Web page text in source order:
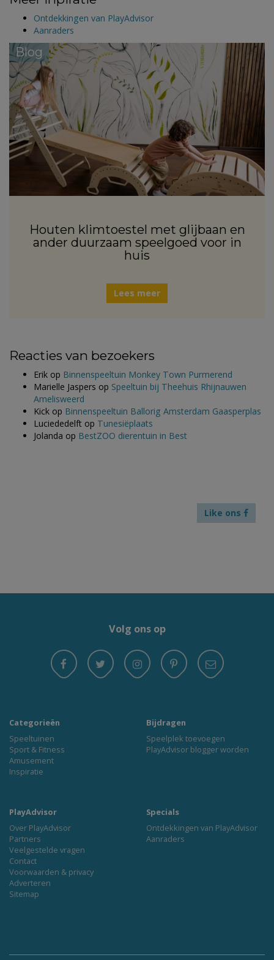
Ontdekkingen van PlayAdvisor
Aanraders
Blog
Houten klimtoestel met glijbaan en
ander duurzaam speelgoed voor in
huis
Lees meer
Reacties van bezoekers
Erik op Binnenspeeltuin Monkey Town Purmerend
Marielle Jaspers op Speeltuin bij Theehuis Rhijnauwen
Amelisweerd
Kick op Binnenspeeltuin Ballorig Amsterdam Gaasperplas
Luciededelft op Tunesiëplaats
Jolanda op BestZOO dierentuin in Best
Like ons
Volg ons op
Categorieën
Speeltuinen
Sport & Fitness
Amusement
Inspiratie
Bijdragen
Speelplek toevoegen
PlayAdvisor blogger worden
PlayAdvisor
Over PlayAdvisor
Partners
Veelgestelde vragen
Contact
Voorwaarden & privacy
Adverteren
Sitemap
Specials
Ontdekkingen van PlayAdvisor
Aanraders